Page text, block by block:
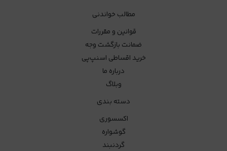
مطالب خواندنی
قوانین و مقررات
ضمانت بازگشت وجه
خرید اقساطی اسنپ‌پی
درباره ما
وبلاگ
دسته بندی
اکسسوری
گوشواره
گردنبند